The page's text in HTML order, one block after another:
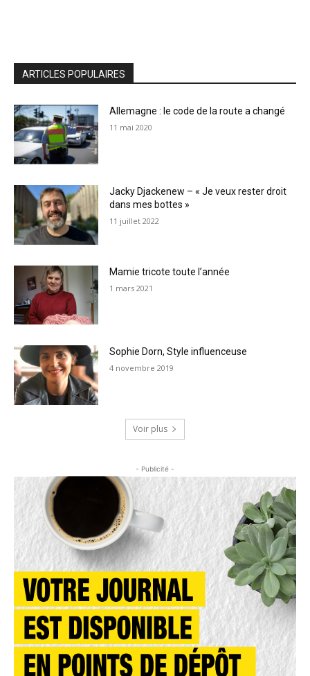
ARTICLES POPULAIRES
Allemagne : le code de la route a changé
11 mai 2020
Jacky Djackenew – « Je veux rester droit
dans mes bottes »
11 juillet 2022
Mamie tricote toute l’année
1 mars 2021
Sophie Dorn, Style influenceuse
4 novembre 2019
Voir plus
- Publicité -